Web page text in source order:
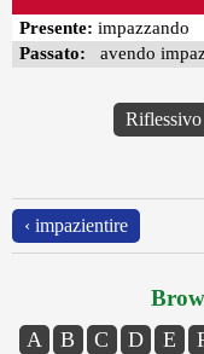
Presente: impazzando
Passato: avendo
Riflessivo
‹ impazientire
A B C D E